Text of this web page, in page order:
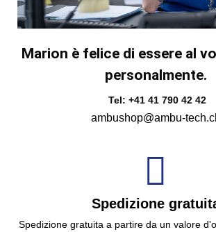
Marion è felice di essere al
personalmente.
Tel: +41 41 790 42 42
ambushop@ambu-
Spedizione
Spedizione gratuita a partire da un valore